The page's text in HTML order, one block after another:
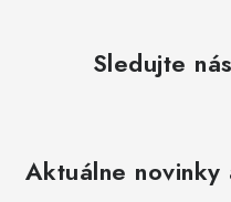
Sledujte
Aktuálne novinky